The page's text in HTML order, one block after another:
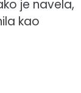
je navela,
kao